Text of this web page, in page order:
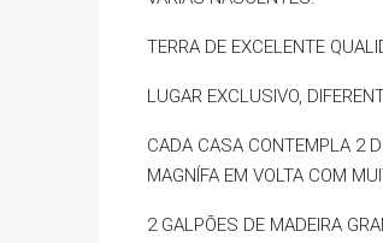
TERRA DE EXCELENTE
LUGAR EXCLUSIVO,
CADA CASA CONTEMPLA 2
MAGNÍFA EM VOLTA COM
2 GALPÕES DE MADEIRA